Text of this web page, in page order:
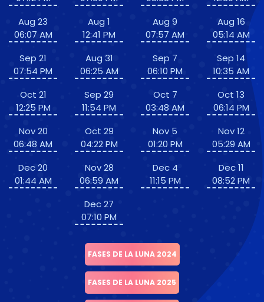
Aug 23
06:07 AM
Sep 21
07:54 PM
Oct 21
12:25 PM
Nov 20
06:48 AM
Dec 20
01:44 AM
Aug 1
12:41 PM
Aug 31
06:25 AM
Sep 29
11:54 PM
Oct 29
04:22 PM
Nov 28
06:59 AM
Dec 27
07:10 PM
Aug 9
07:57 AM
Sep 7
06:10 PM
Oct 7
03:48 AM
Nov 5
01:20 PM
Dec 4
11:15 PM
Aug 16
05:14 AM
Sep 14
10:35 AM
Oct 13
06:14 PM
Nov 12
05:29 AM
Dec 11
08:52 PM
FASES DE LA LUNA 2024
FASES DE LA LUNA 2025